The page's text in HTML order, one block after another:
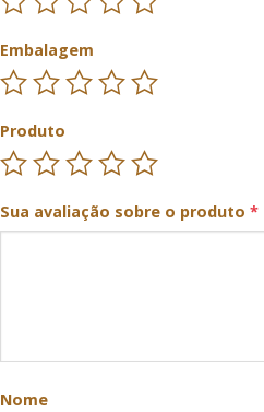
Embalagem
Produto
Sua avaliação sobre o produto *
Nome